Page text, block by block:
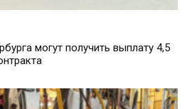
могут получить выплату 4,5